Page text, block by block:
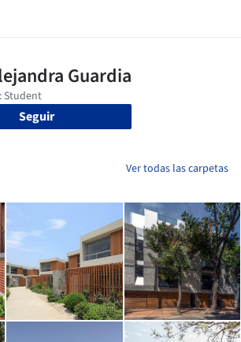
Seguir
Ver todas las carpetas